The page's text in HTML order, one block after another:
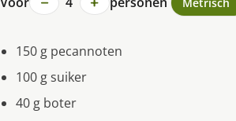
150 g pecannoten
100 g suiker
40 g boter